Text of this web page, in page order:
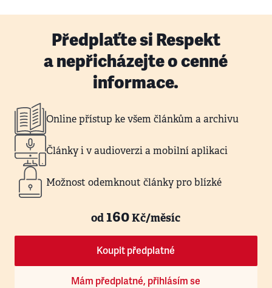
Předplaťte si Respekt
a nepřicházejte o cenné
informace.
Online přístup ke všem článkům a archivu
Články i v audioverzi a mobilní aplikaci
Možnost odemknout články pro blízké
od160Kč/měsíc
Koupit předplatné
Mám předplatné, přihlásím se